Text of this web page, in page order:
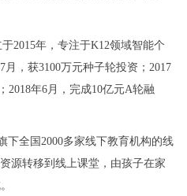
2015年，专注于K12领域智能个
，获3100万元种子轮投资；2017
2018年6月，完成10亿元A轮融
下全国2000多家线下教育机构的线
源转移到线上课堂，由孩子在家